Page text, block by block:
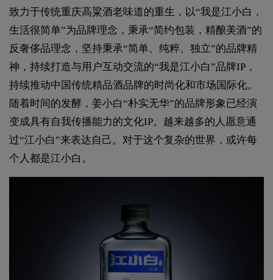
致力于传统重庆高粱酒老味道的重生，以“我是江小白，
生活很简单”为品牌理念，秉承“简约包装，精酿美酒”的
反奢侈品理念，坚持秉承“简单、纯粹、独立”的品牌精
神，持续打造与用户互动交流的“我是江小白”品牌IP，
持续推动中国传统精品酒品牌的时尚化和市场国际化。
随着时间的发酵，姜小白“朴实无华”的品牌形象已经演
变成具有自我传播能力的文化IP。越来越多的人愿意通
过“江小白”来表达自己。对于这个复杂的世界，或许每
个人都是江小白。